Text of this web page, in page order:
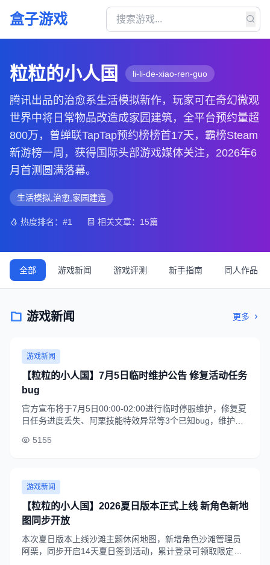
盒子游戏
粒粒的小人国 li-li-de-xiao-ren-guo
腾讯出品的治愈系生活模拟新作，玩家可在奇幻微观
世界中将日常物品改造成家园建筑，全平台预约量超
800万，曾蝉联TapTap预约榜榜首17天，霸榜Steam
新游榜一周，获得国际头部游戏媒体关注，2026年6
月首测圆满落幕。
生活模拟,治愈,家园建造
热度排名：#1 相关文章：15篇
全部 游戏新闻 游戏评测 新手指南 同人作品
游戏新闻 更多
游戏新闻
【粒粒的小人国】7月5日临时维护公告 修复活动任务
bug
官方宣布将于7月5日00:00-02:00进行临时停服维护，修复夏
日任务进度丢失、阿栗技能特效异常等3个已知bug，维护结
5155
游戏新闻
【粒粒的小人国】2026夏日版本正式上线 新角色新地
图同步开放
本次夏日版本上线沙滩主题休闲地图，新增角色沙滩管理员
阿栗，同步开启14天夏日签到活动，累计登录可领取限定头